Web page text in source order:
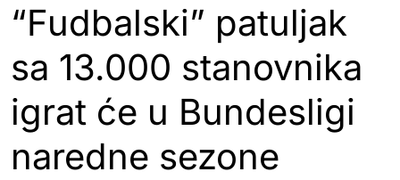
“Fudbalski” patuljak
sa 13.000 stanovnika
igrat će u Bundesligi
naredne sezone